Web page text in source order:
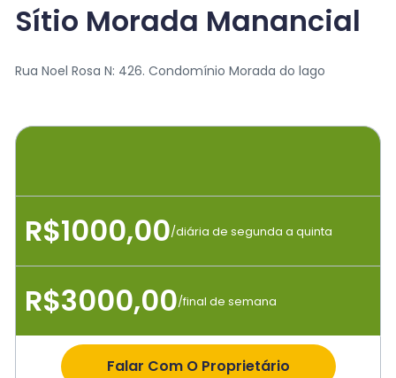
Sítio Morada Manancial
Rua Noel Rosa N: 426. Condomínio Morada do lago
R$1000,00/diária de segunda a quinta
R$3000,00/final de semana
Falar Com O Proprietário